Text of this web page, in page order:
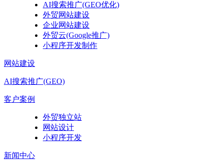
AI搜索推广(GEO优化)
外贸网站建设
企业网站建设
外贸云(Google推广)
小程序开发制作
网站建设
AI搜索推广(GEO)
客户案例
外贸独立站
网站设计
小程序开发
新闻中心